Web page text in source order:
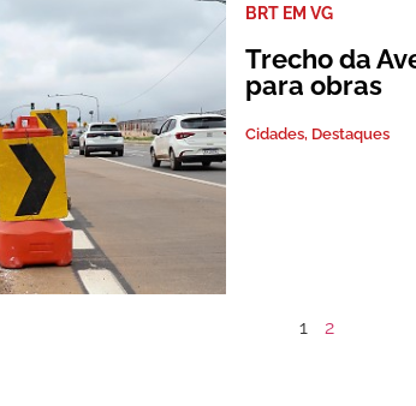
BRT EM VG
Trecho da
para obras
Cidades, Destaques
1 2